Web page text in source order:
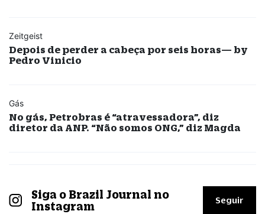
Zeitgeist
Depois de perder a cabeça por seis horas— by
Pedro Vinicio
Gás
No gás, Petrobras é “atravessadora”, diz
diretor da ANP. “Não somos ONG,” diz Magda
Siga o Brazil Journal no
Instagram
Seguir